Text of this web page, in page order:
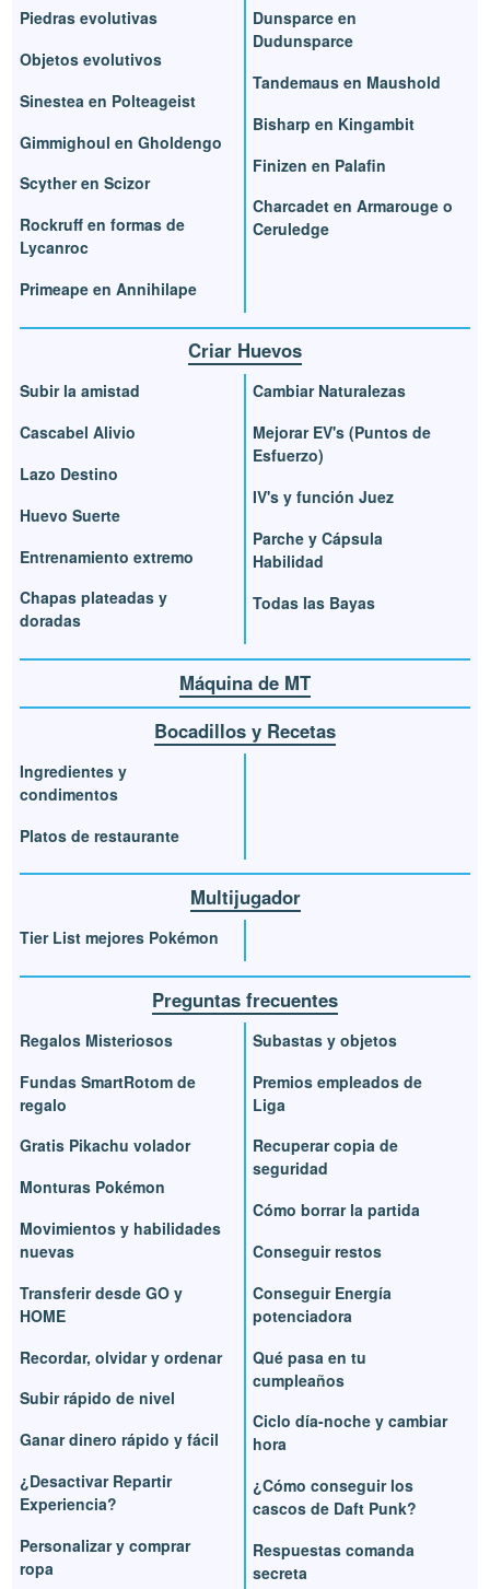
Piedras evolutivas
Objetos evolutivos
Sinestea en Polteageist
Gimmighoul en Gholdengo
Scyther en Scizor
Rockruff en formas de
Lycanroc
Primeape en Annihilape
Dunsparce en
Dudunsparce
Tandemaus en Maushold
Bisharp en Kingambit
Finizen en Palafin
Charcadet en Armarouge o
Ceruledge
Criar Huevos
Subir la amistad
Cascabel Alivio
Lazo Destino
Huevo Suerte
Entrenamiento extremo
Chapas plateadas y
doradas
Cambiar Naturalezas
Mejorar EV's (Puntos de
Esfuerzo)
IV's y función Juez
Parche y Cápsula
Habilidad
Todas las Bayas
Máquina de MT
Bocadillos y Recetas
Ingredientes y
condimentos
Platos de restaurante
Multijugador
Tier List mejores Pokémon
Preguntas frecuentes
Regalos Misteriosos
Fundas SmartRotom de
regalo
Gratis Pikachu volador
Monturas Pokémon
Movimientos y habilidades
nuevas
Transferir desde GO y
HOME
Recordar, olvidar y ordenar
Subir rápido de nivel
Ganar dinero rápido y fácil
¿Desactivar Repartir
Experiencia?
Personalizar y comprar
ropa
Subastas y objetos
Premios empleados de
Liga
Recuperar copia de
seguridad
Cómo borrar la partida
Conseguir restos
Conseguir Energía
potenciadora
Qué pasa en tu
cumpleaños
Ciclo día-noche y cambiar
hora
¿Cómo conseguir los
cascos de Daft Punk?
Respuestas comanda
secreta